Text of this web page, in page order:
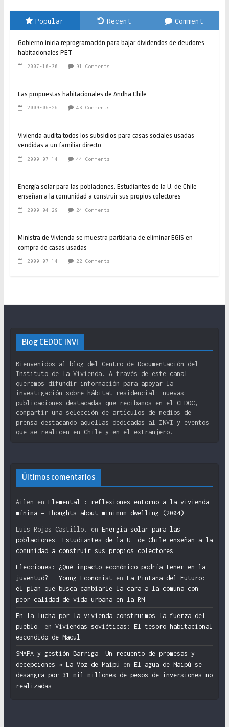
Popular Recent Comment
Gobierno inicia reprogramación para bajar dividendos de deudores
habitacionales PET
2007-10-30 91 Comments
Las propuestas habitacionales de Andha Chile
2009-06-26 48 Comments
Vivienda audita todos los subsidios para casas sociales usadas
vendidas a un familiar directo
2009-07-14 44 Comments
Energía solar para las poblaciones. Estudiantes de la U. de Chile
enseñan a la comunidad a construir sus propios colectores
2009-04-29 24 Comments
Ministra de Vivienda se muestra partidaria de eliminar EGIS en
compra de casas usadas
2009-07-14 22 Comments
Blog CEDOC INVI
Bienvenidos al blog del Centro de Documentación del
Instituto de la Vivienda. A través de este canal
queremos difundir información para apoyar la
investigación sobre hábitat residencial: nuevas
publicaciones destacadas que recibamos en el CEDOC,
compartir una selección de artículos de medios de
prensa destacando aquellas dedicadas al INVI y eventos
que se realicen en Chile y en el extranjero.
Últimos comentarios
Ailen en Elemental : reflexiones entorno a la vivienda
mínima = Thoughts about minimum dwelling (2004)
Luis Rojas Castillo. en Energía solar para las
poblaciones. Estudiantes de la U. de Chile enseñan a la
comunidad a construir sus propios colectores
Elecciones: ¿Qué impacto económico podría tener en la
juventud? – Young Economist en La Pintana del Futuro:
el plan que busca cambiarle la cara a la comuna con
peor calidad de vida urbana en la RM
En la lucha por la vivienda construimos la fuerza del
pueblo.
en Viviendas soviéticas: El tesoro habitacional
escondido de Macul
SMAPA y gestión Barriga: Un recuento de promesas y
decepciones » La Voz de Maipú en El agua de Maipú se
desangra por 31 mil millones de pesos de inversiones no
realizadas